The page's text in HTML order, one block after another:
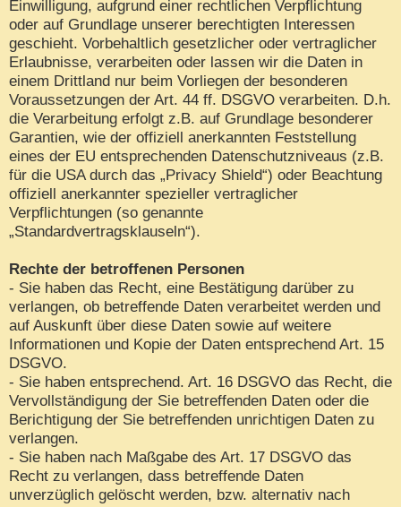
Einwilligung, aufgrund einer rechtlichen Verpflichtung
oder auf Grundlage unserer berechtigten Interessen
geschieht. Vorbehaltlich gesetzlicher oder vertraglicher
Erlaubnisse, verarbeiten oder lassen wir die Daten in
einem Drittland nur beim Vorliegen der besonderen
Voraussetzungen der Art. 44 ff. DSGVO verarbeiten. D.h.
die Verarbeitung erfolgt z.B. auf Grundlage besonderer
Garantien, wie der offiziell anerkannten Feststellung
eines der EU entsprechenden Datenschutzniveaus (z.B.
für die USA durch das „Privacy Shield“) oder Beachtung
offiziell anerkannter spezieller vertraglicher
Verpflichtungen (so genannte
„Standardvertragsklauseln“).
Rechte der betroffenen Personen
- Sie haben das Recht, eine Bestätigung darüber zu
verlangen, ob betreffende Daten verarbeitet werden und
auf Auskunft über diese Daten sowie auf weitere
Informationen und Kopie der Daten entsprechend Art. 15
DSGVO.
- Sie haben entsprechend. Art. 16 DSGVO das Recht, die
Vervollständigung der Sie betreffenden Daten oder die
Berichtigung der Sie betreffenden unrichtigen Daten zu
verlangen.
- Sie haben nach Maßgabe des Art. 17 DSGVO das
Recht zu verlangen, dass betreffende Daten
unverzüglich gelöscht werden, bzw. alternativ nach